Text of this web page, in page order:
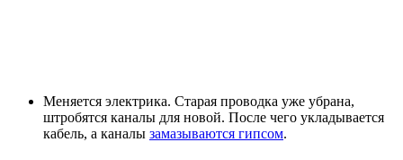
Меняется электрика. Старая проводка уже убрана,
штробятся каналы для новой. После чего укладывается
кабель, а каналы замазываются гипсом.